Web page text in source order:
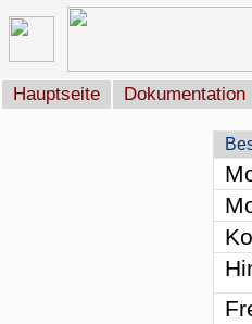
Hauptseite Dokumentation